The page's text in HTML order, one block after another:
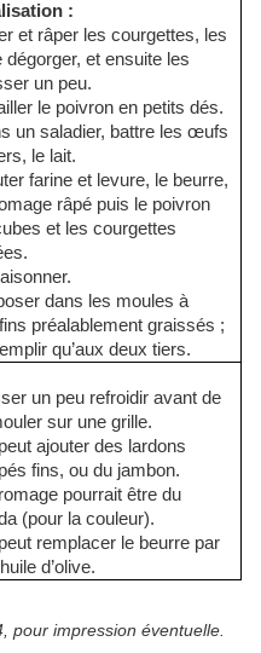
:
et râper les courgettes, les
dégorger, et ensuite les
un peu.
le poivron en petits dés.
un saladier, battre les œufs
le lait.
farine et levure, le beurre,
râpé puis le poivron
et les courgettes
dans les moules à
préalablement graissés ;
qu’aux deux tiers.
un peu refroidir avant de
sur une grille.
ajouter des lardons
fins, ou du jambon.
pourrait être du
(pour la couleur).
remplacer le beurre par
d’olive.
pour impression éventuelle.